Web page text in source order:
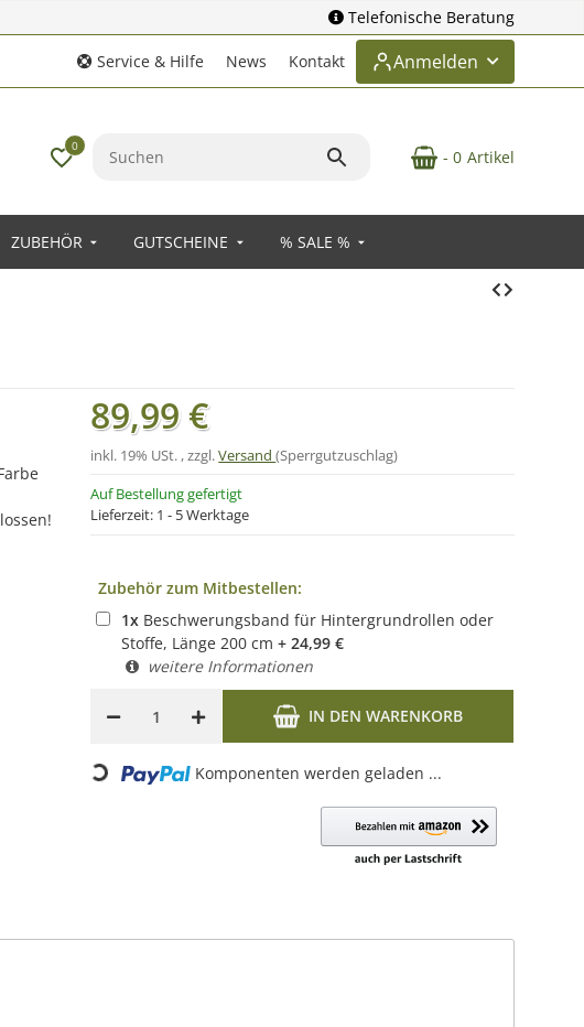
Telefonische Beratung
Service & Hilfe News Kontakt Anmelden
0
- 0 Artikel
ZUBEHÖR GUTSCHEINE % SALE %
Auf Bestellung gefertigt
Lieferzeit: 1 - 5 Werktage
89,99 €
inkl. 19% USt. , zzgl.Versand(Sperrgutzuschlag)
Zubehör zum Mitbestellen:
1x Beschwerungsband für Hintergrundrollen oder
Stoffe, Länge 200 cm +24,99 €
weitere Informationen
IN DEN WARENKORB
Loading... Komponenten werden geladen ...